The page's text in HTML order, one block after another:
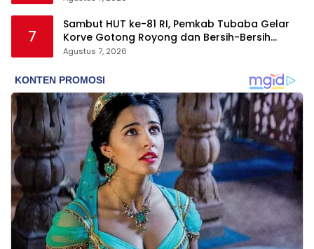
7
Sambut HUT ke-81 RI, Pemkab Tubaba Gelar
Korve Gotong Royong dan Bersih-Bersih
Serentak
Agustus 7, 2026